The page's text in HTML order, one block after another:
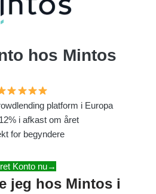
hos Mintos
platform i Europa
i afkast om året
for begyndere
Konto nu→
jeg hos Mintos i